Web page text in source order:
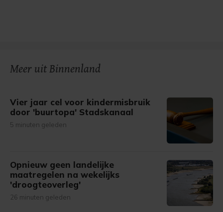
Meer uit Binnenland
Vier jaar cel voor kindermisbruik
door 'buurtopa' Stadskanaal
5 minuten geleden
Opnieuw geen landelijke
maatregelen na wekelijks
'droogteoverleg'
26 minuten geleden